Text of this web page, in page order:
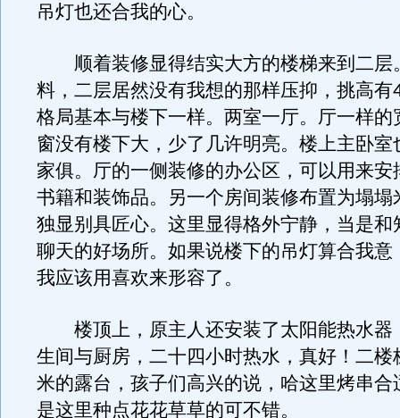
吊灯也还合我的心。
顺着装修显得结实大方的楼梯来到二层
料，二层居然没有我想的那样压抑，挑高有
格局基本与楼下一样。两室一厅。厅一样的
窗没有楼下大，少了几许明亮。楼上主卧室
家俱。厅的一侧装修的办公区，可以用来安
书籍和装饰品。另一个房间装修布置为塌塌
独显别具匠心。这里显得格外宁静，当是和
聊天的好场所。如果说楼下的吊灯算合我意
我应该用喜欢来形容了。
楼顶上，原主人还安装了太阳能热水器
生间与厨房，二十四小时热水，真好！二楼
米的露台，孩子们高兴的说，哈这里烤串合
是这里种点花花草草的可不错。